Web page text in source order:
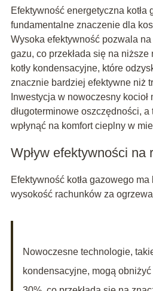
Efektywność energetyczna kotła
fundamentalne znaczenie dla
Wysoka efektywność pozwala
gazu, co przekłada się na
kotły kondensacyjne, które
znacznie bardziej efektywne niż
Inwestycja w nowoczesny kocioł
długoterminowe oszczędności,
wpłynąć na komfort cieplny w
Wpływ efektywności na
Efektywność kotła gazowego
wysokość rachunków za
Nowoczesne technologie,
kondensacyjne, mogą